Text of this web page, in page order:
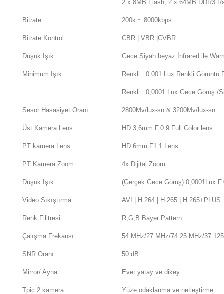
2 x 8MB Flash, 2 x 64MB DDR3
Bitrate 200k ~ 8000kbps
Bitrate Kontrol CBR | VBR |CVBR
Düşük Işık Gece Siyah beyaz İnfrared ile
Minimum Işık Renkli : 0.001 Lux Renkli Görüntü
Renkli : 0,0001 Lux Gece Görüş /
Sesor Hasasiyet Oranı 2800Mv/lux-sn & 3200Mv/lux-sn
Üst Kamera Lens HD 3,6mm F.0.9 Full Color lens
PT kamera Lens HD 6mm F1.1 Lens
PT Kamera Zoom 4x Dijital Zoom
Düşük Işık (Gerçek Gece Görüş) 0,0001Lux
Video Sıkıştırma AVI | H.264 | H.265 | H.265+PLUS
Renk Filitresi R,G,B Bayer Pattern
Çalışma Frekansı 54 MHz/27 MHz/74.25 MHz/
SNR Oranı 50 dB
Mirror/ Ayna Evet yatay ve dikey
Tpic 2 kamera Yüze odaklanma ve netleştirme